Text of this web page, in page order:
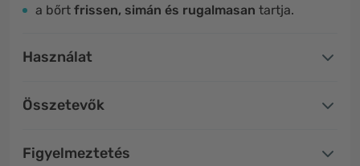
a bőrt frissen, simán és rugalmasan tartja.
Használat
Összetevők
Figyelmeztetés